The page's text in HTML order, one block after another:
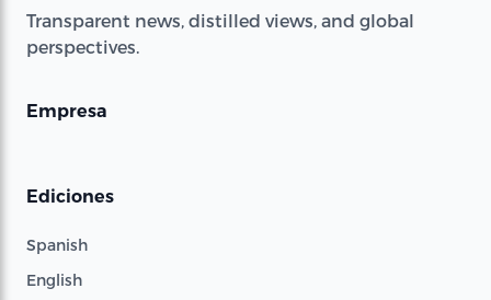
Transparent news, distilled views, and global
perspectives.
Empresa
Ediciones
Spanish
English